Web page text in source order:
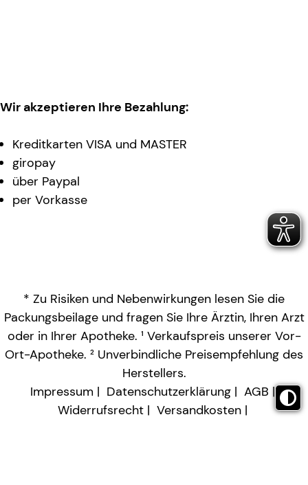
Wir akzeptieren Ihre Bezahlung:
Kreditkarten VISA und MASTER
giropay
über Paypal
per Vorkasse
* Zu Risiken und Nebenwirkungen lesen Sie die
Packungsbeilage und fragen Sie Ihre Ärztin, Ihren Arzt
oder in Ihrer Apotheke. ¹ Verkaufspreis unserer Vor-
Ort-Apotheke. ² Unverbindliche Preisempfehlung des
Herstellers.
Impressum
Datenschutzerklärung
AGB
Widerrufsrecht
Versandkosten